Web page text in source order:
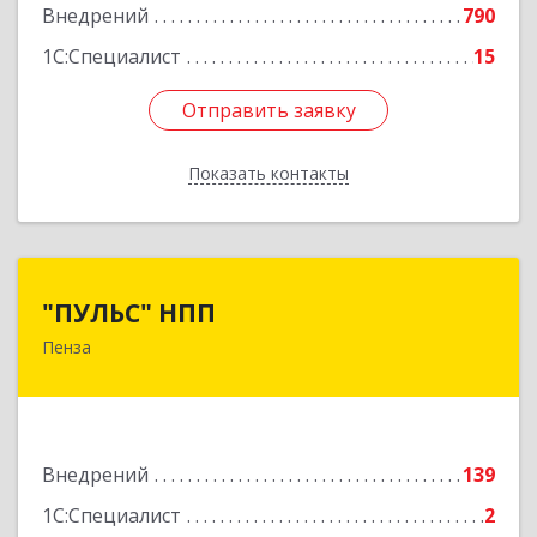
Внедрений
790
1С:Специалист
15
Отправить заявку
Показать контакты
Отправить заявку
Назад
"ПУЛЬС" НПП
Пенза
Внедрений
139
1С:Специалист
2
440600, Пензенская обл, Пенза г, Суворова ул,